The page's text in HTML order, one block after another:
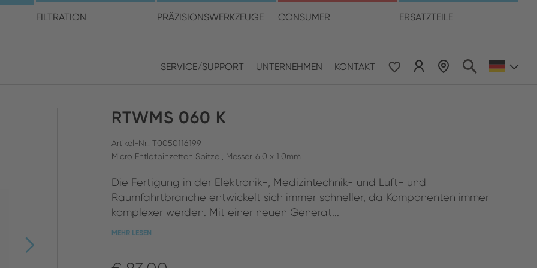
FILTRATION PRÄZISIONSWERKZEUGE CONSUMER ERSATZTEILE
SUCHEN SCHLIESSEN
SERVICE/SUPPORT UNTERNEHMEN KONTAKT
Sie Ihren Standort und Ihre Sprache
Asia & Pacific
ENGLISH
RTWMS 060 K
Artikel-Nr.: T0050116199
Micro Entlötpinzetten Spitze , Messer, 6,0 x 1,0mm
Die Fertigung in der Elektronik-, Medizintechnik- und Luft- und
Raumfahrtbranche entwickelt sich immer schneller, da Komponenten immer
komplexer werden. Mit einer neuen Generat...
MEHR LESEN